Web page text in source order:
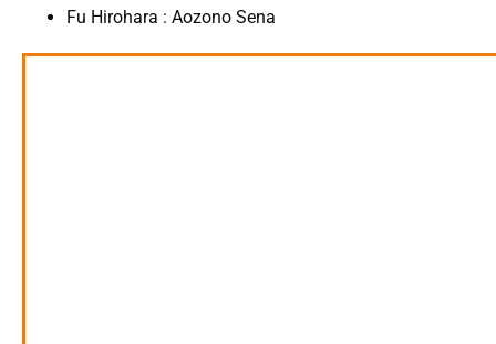
Fu Hirohara : Aozono Sena